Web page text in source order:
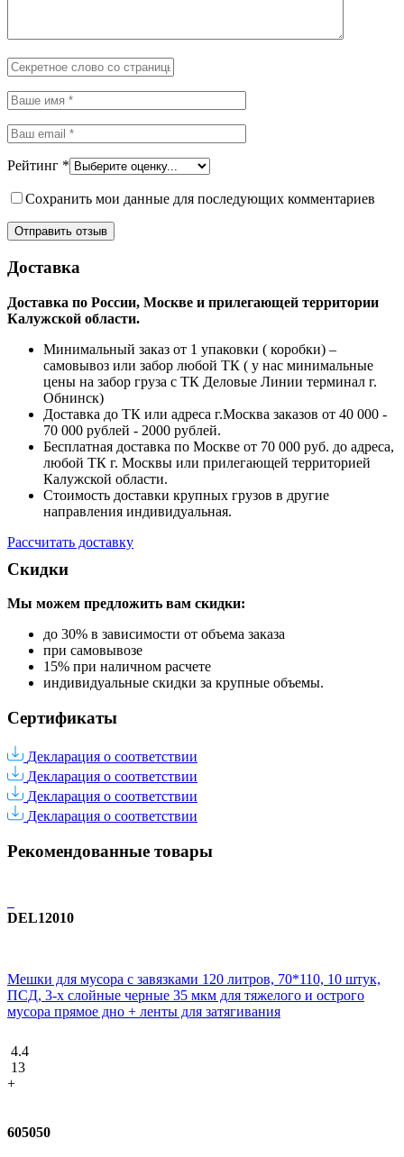
Рейтинг *
Сохранить мои данные для последующих комментариев
Доставка
Доставка по России, Москве и прилегающей территории
Калужской области.
Минимальный заказ от 1 упаковки ( коробки) –
самовывоз или забор любой ТК ( у нас минимальные
цены на забор груза с ТК Деловые Линии терминал г.
Обнинск)
Доставка до ТК или адреса г.Москва заказов от 40 000 -
70 000 рублей - 2000 рублей.
Бесплатная доставка по Москве от 70 000 руб. до адреса,
любой ТК г. Москвы или прилегающей территорией
Калужской области.
Стоимость доставки крупных грузов в другие
направления индивидуальная.
Рассчитать доставку
Скидки
Мы можем предложить вам скидки:
до 30% в зависимости от объема заказа
при самовывозе
15% при наличном расчете
индивидуальные скидки за крупные объемы.
Сертификаты
Декларация о соответствии
Декларация о соответствии
Декларация о соответствии
Декларация о соответствии
Рекомендованные товары
DEL12010
Мешки для мусора с завязками 120 литров, 70*110, 10 штук,
ПCД, 3-х слойные черные 35 мкм для тяжелого и острого
мусора прямое дно + ленты для затягивания
4.4
13
+
605050